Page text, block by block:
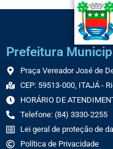
Prefeitura
Praça Vereador José de
CEP: 59513-000, ITAJÁ -
HORÁRIO DE
Telefone: (84) 3330-2255
Lei geral de proteção de
Política de Privacidade